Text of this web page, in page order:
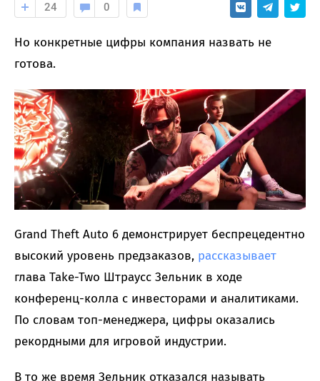
24 0
Но конкретные цифры компания назвать не
готова.
Grand Theft Auto 6 демонстрирует беспрецедентно
высокий уровень предзаказов, рассказывает
глава Take-Two Штраусс Зельник в ходе
конференц-колла с инвесторами и аналитиками.
По словам топ-менеджера, цифры оказались
рекордными для игровой индустрии.
В то же время Зельник отказался называть